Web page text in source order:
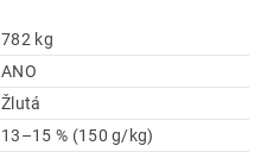
782 kg
ANO
Žlutá
13–15 % (150 g/kg)